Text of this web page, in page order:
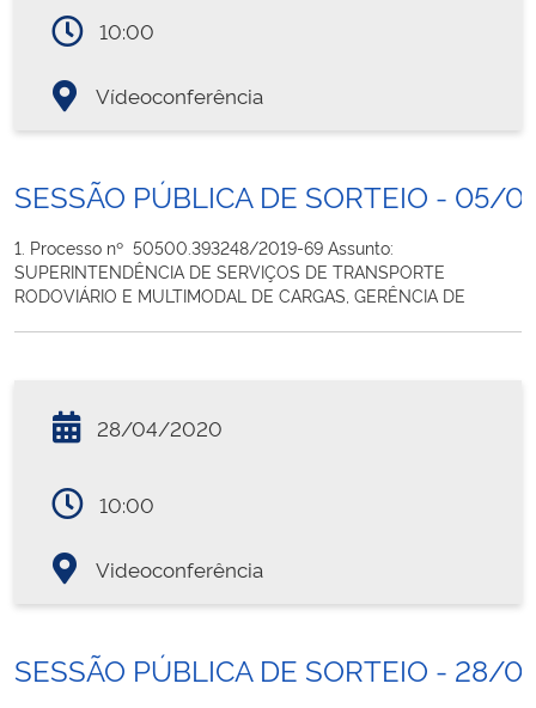
10:00
Vídeoconferência
SESSÃO PÚBLICA DE SORTEIO - 05/
1. Processo nº 50500.393248/2019-69 Assunto:
SUPERINTENDÊNCIA DE SERVIÇOS DE TRANSPORTE
RODOVIÁRIO E MULTIMODAL DE CARGAS, GERÊNCIA DE
28/04/2020
10:00
Videoconferência
SESSÃO PÚBLICA DE SORTEIO - 28/